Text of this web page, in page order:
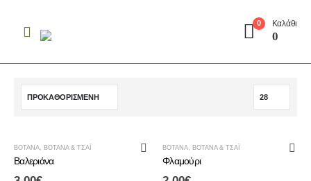
0 Καλάθι
0
ΒΌΤΑΝΑ, ΒΌΤΑΝΑ & ΤΣΆΙ
Βαλεριάνα
ΒΌΤΑΝΑ, ΒΌΤΑΝΑ & ΤΣΆΙ
Φλαμούρι